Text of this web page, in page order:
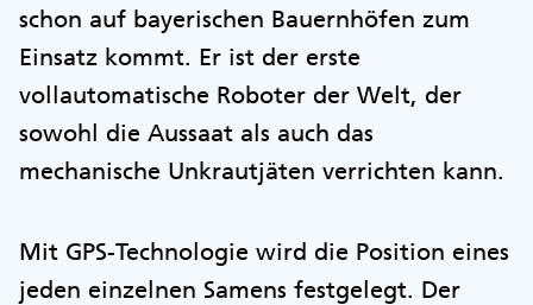
schon auf bayerischen Bauernhöfen zum
Einsatz kommt. Er ist der erste
vollautomatische Roboter der Welt, der
sowohl die Aussaat als auch das
mechanische Unkrautjäten verrichten kann.
Mit GPS-Technologie wird die Position eines
jeden einzelnen Samens festgelegt. Der